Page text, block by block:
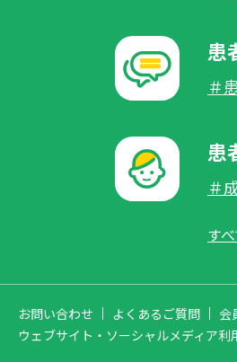
患
＃
患
＃
す
お問い合わせ よくあるご質問 会
ウェブサイト・ソーシャルメディア利